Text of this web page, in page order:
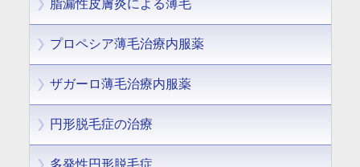
脂漏性皮膚炎による薄毛
プロペシア薄毛治療内服薬
ザガーロ薄毛治療内服薬
円形脱毛症の治療